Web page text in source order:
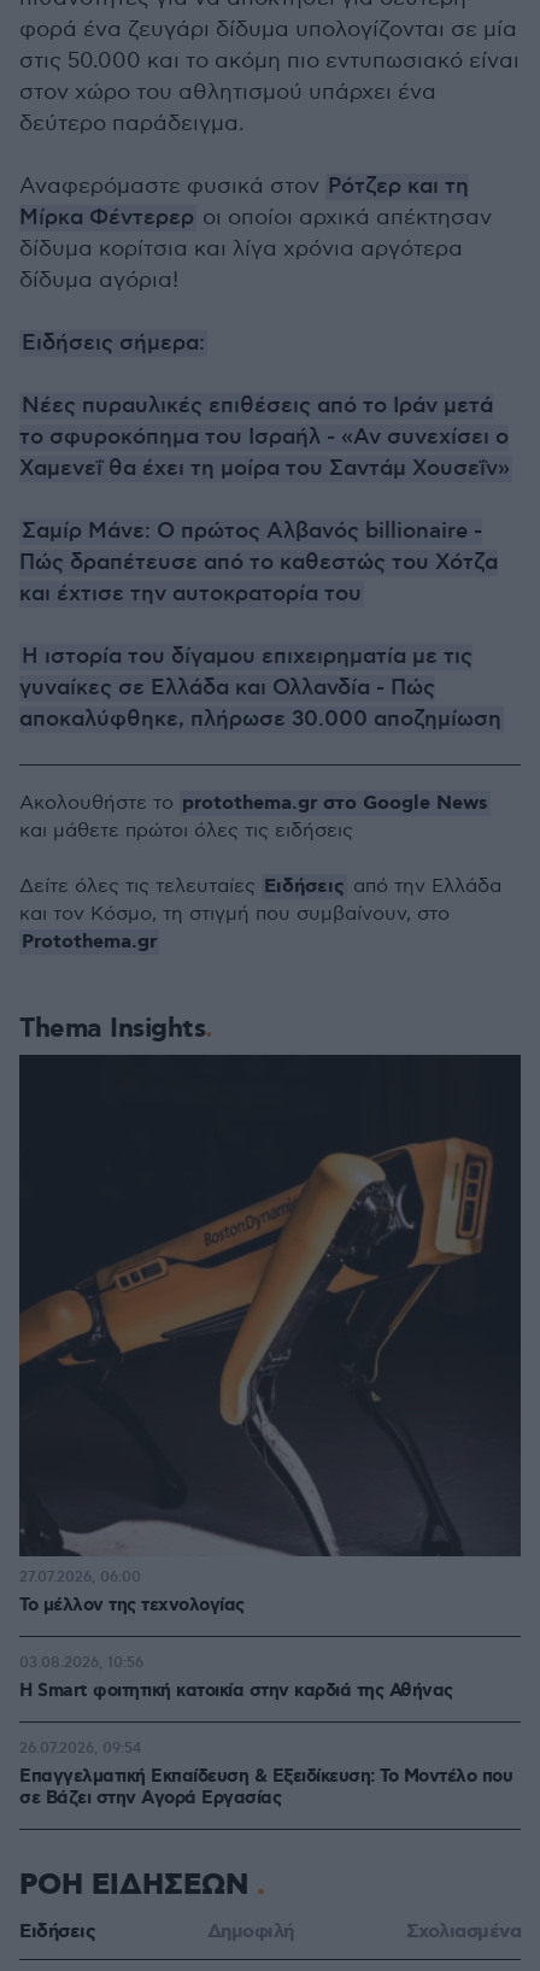
φορά ένα ζευγάρι δίδυμα υπολογίζονται σε μία
στις 50.000 και το ακόμη πιο εντυπωσιακό είναι
στον χώρο του αθλητισμού υπάρχει ένα
δεύτερο παράδειγμα.
Αναφερόμαστε φυσικά στον Ρότζερ και τη
Μίρκα Φέντερερ οι οποίοι αρχικά απέκτησαν
δίδυμα κορίτσια και λίγα χρόνια αργότερα
δίδυμα αγόρια!
Ειδήσεις σήμερα:
Νέες πυραυλικές επιθέσεις από το Ιράν μετά
το σφυροκόπημα του Ισραήλ - «Αν συνεχίσει ο
Χαμενεΐ θα έχει τη μοίρα του Σαντάμ Χουσεΐν»
Σαμίρ Μάνε: Ο πρώτος Αλβανός billionaire -
Πώς δραπέτευσε από το καθεστώς του Χότζα
και έχτισε την αυτοκρατορία του
Η ιστορία του δίγαμου επιχειρηματία με τις
γυναίκες σε Ελλάδα και Ολλανδία - Πώς
αποκαλύφθηκε, πλήρωσε 30.000 αποζημίωση
Thema Insights
Το μέλλον της τεχνολογίας
27.07.2026, 06:00
Η Smart φοιτητική κατοικία στην καρδιά της Αθήνας
03.08.2026, 10:56
Επαγγελματική Εκπαίδευση & Εξειδίκευση: Το Mοντέλο που
σε Bάζει στην Aγορά Eργασίας
26.07.2026, 09:54
Ακολουθήστε το protothema.gr στο Google News
και μάθετε πρώτοι όλες τις ειδήσεις
Δείτε όλες τις τελευταίες Ειδήσεις από την Ελλάδα
και τον Κόσμο, τη στιγμή που συμβαίνουν, στο
Protothema.gr
ΡΟΗ ΕΙΔΗΣΕΩΝ
Ειδήσεις Δημοφιλή Σχολιασμένα